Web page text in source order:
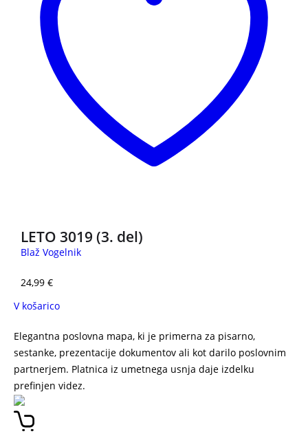
LETO 3019 (3. del)
Blaž Vogelnik
24,99 €
V košarico
Elegantna poslovna mapa, ki je primerna za pisarno,
sestanke, prezentacije dokumentov ali kot darilo poslovnim
partnerjem. Platnica iz umetnega usnja daje izdelku
prefinjen videz.